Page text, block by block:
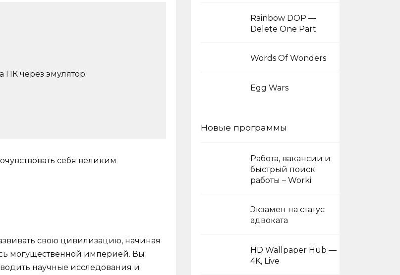
ПК через эмулятор
себя великим
свою цивилизацию, начиная
могущественной империей. Вы
научные исследования и
Rainbow DOP —
Delete One Part
Words Of Wonders
Egg Wars
Новые программы
Работа, вакансии и
быстрый поиск
работы – Worki
Экзамен на статус
адвоката
HD Wallpaper Hub —
4K, Live